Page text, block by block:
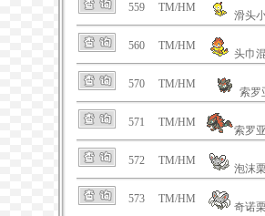
559 TM/HM
滑头
560 TM/HM
头巾
570 TM/HM
索罗
571 TM/HM
索罗
572 TM/HM
泡沫
573 TM/HM
奇诺